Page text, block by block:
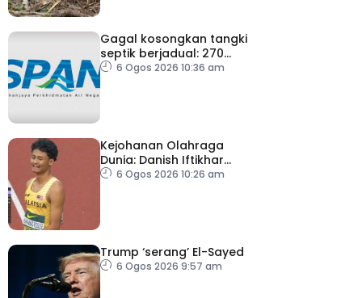
Gagal kosongkan tangki
septik berjadual: 270
premis dikenakan notis
6 Ogos 2026 10:36 am
Kejohanan Olahraga
Dunia: Danish Iftikhar
cipta sejarah mara ke
6 Ogos 2026 10:26 am
Trump ‘serang’ El-Sayed
6 Ogos 2026 9:57 am